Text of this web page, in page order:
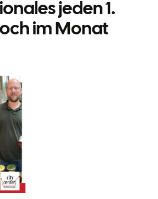
jeden 1.
im Monat